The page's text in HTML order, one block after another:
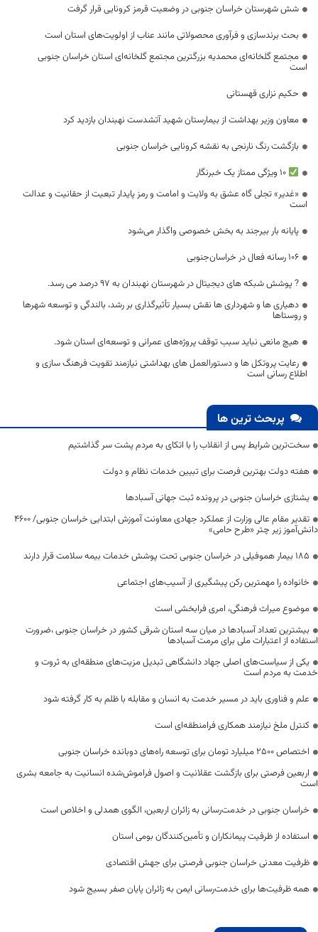
شش شهرستان خراسان جنوبی در وضعیت قرمز کرونایی قرار گرفت
بحث برندسازی و فرآوری محصولاتی مانند عناب از اولویت‌های استان است
مجتمع گلخانه‌­ای محمدیه بزرگترین مجتمع گلخانه‌­ای استان خراسان جنوبی
است
حکیم نزاری قهستانی
معاون وزیر بهداشت از بیمارستان شهید آتشدست نهبندان بازدید کرد
بازگشت رنگ نارنجی به نقشه کرونایی خراسان جنوبی
«غدیر» تجلی گاه عشق به ولایت و امامت و رمز پایدار تبعیت از حقانیت و عدالت
است
پایانه بار بیرجند به بخش خصوصی واگذار می‌شود
106 رسانه فعال در خراسان‌جنوبی
? پوشش شبکه های دیجیتال در شهرستان نهبندان به ۹۷ درصد می رسد.
دهیاری ها و شهرداری ها نقش بسیار تأثیرگذاری بر رشد، بالندگی و توسعه شهرها
و روستاها
هیچ مانعی نباید سبب توقف پروژه‌های عمرانی و توسعه‌ای استان شود.
رعایت پروتکل ها و دستورالعمل های بهداشتی نیازمند تقویت فرهنگ سازی و
اطلاع رسانی است
پربحث ترین ها
سخت‌ترین شرایط پس از انقلاب را با اتکای به مردم پشت سر گذاشتیم
هفته دولت بهترین فرصت برای تبیین خدمات نظام و دولت
یشتازی خراسان جنوبی در پرونده ثبت جهانی آسبادها
تقدیر مقام عالی وزارت از عملکرد جهادی معاونت آموزش ابتدایی خراسان جنوبی/ ۴۶۰۰
دانش‌آموز زیر چتر «طرح حامی»
۱۸۵ بیمار هموفیلی در خراسان جنوبی تحت پوشش خدمات بیمه سلامت قرار دارند
خانواده را مهمترین رکن پیشگیری از آسیب‌های اجتماعی
موضوع میراث فرهنگی، امری فرابخشی است
بیشترین تعداد آسبادها در میان سه استان شرقی کشور در خراسان جنوبی ،ضرورت
استفاده از اعتبارات ملی برای مرمت آسبادها
یکی از سیاست‌های اصلی جهاد دانشگاهی تبدیل مزیت‌های منطقه‌ای به ثروت و
خدمت به مردم است
علم و فناوری باید در مسیر خدمت به انسان و مقابله با ظلم به کار گرفته شود
کنترل ملخ نیازمند همکاری فرامنطقه‌ای است
اختصاص 2500 میلیارد تومان برای توسعه راه‌های دوبانده خراسان جنوبی
اربعین فرصتی برای بازگشت عقلانیت و اصول فراموش‌شده انسانیت به جامعه بشری
است
خراسان جنوبی در خدمت‌رسانی به زائران اربعین، الگوی همدلی و اخلاص است
استفاده از ظرفیت پیمانکاران و تأمین‌کنندگان بومی استان
ظرفیت معدنی خراسان جنوبی فرصتی برای جهش اقتصادی
همه ظرفیت‌ها برای خدمت‌رسانی ایمن به زائران پایان صفر بسیج شود